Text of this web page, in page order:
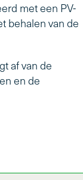
met een PV-
behalen van de
af van de
en de